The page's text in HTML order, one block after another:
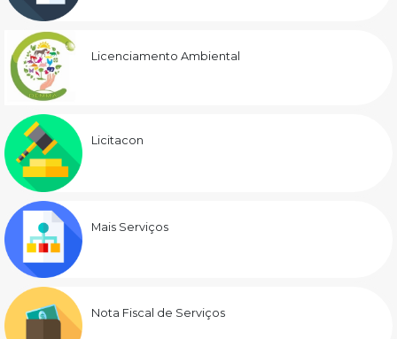
Licenciamento Ambiental
Licitacon
Mais Serviços
Nota Fiscal de Serviços